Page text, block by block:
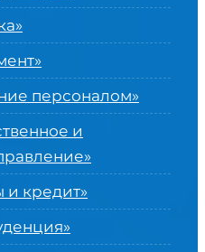
персоналом»
и
и кредит»